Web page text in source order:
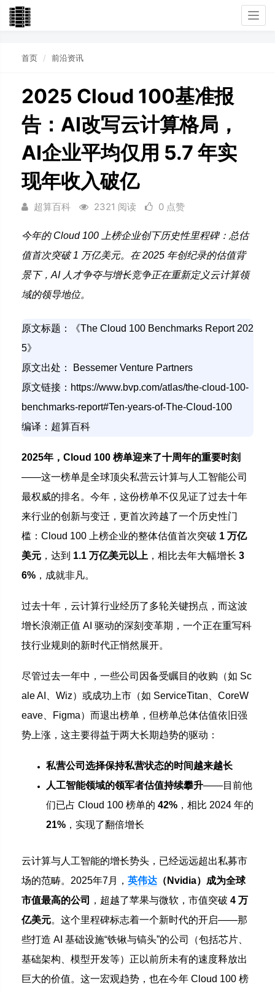
首页 前沿资讯
2025 Cloud 100基准报
告：AI改写云计算格局，
AI企业平均仅用 5.7 年实
现年收入破亿
超算百科 2321 阅读 0 点赞
今年的 Cloud 100 上榜企业创下历史性里程碑：总估
值首次突破 1 万亿美元。在 2025 年创纪录的估值背
景下，AI 人才争夺与增长竞争正在重新定义云计算领
域的领导地位。
原文标题：《The Cloud 100 Benchmarks Report 202
5》
原文出处： Bessemer Venture Partners
原文链接：https://www.bvp.com/atlas/the-cloud-100-
benchmarks-report#Ten-years-of-The-Cloud-100
编译：超算百科
2025年，Cloud 100 榜单迎来了十周年的重要时刻
——这一榜单是全球顶尖私营云计算与人工智能公司
最权威的排名。今年，这份榜单不仅见证了过去十年
来行业的创新与变迁，更首次跨越了一个历史性门
槛：Cloud 100 上榜企业的整体估值首次突破 1 万亿
美元 ，达到 1.1 万亿美元以上 ，相比去年大幅增长 3
6% ，成就非凡。
过去十年，云计算行业经历了多轮关键拐点，而这波
增长浪潮正值 AI 驱动的深刻变革期，一个正在重写科
技行业规则的新时代正悄然展开。
尽管过去一年中，一些公司因备受瞩目的收购（如 Sc
ale AI、Wiz）或成功上市（如 ServiceTitan、CoreW
eave、Figma）而退出榜单，但榜单总体估值依旧强
势上涨，这主要得益于两大长期趋势的驱动：
私营公司选择保持私营状态的时间越来越长
人工智能领域的领军者估值持续攀升——目前他
们已占 Cloud 100 榜单的 42% ，相比 2024 年的
21% ，实现了翻倍增长
云计算与人工智能的增长势头，已经远远超出私募市
场的范畴。2025年7月， 英伟达 （Nvidia）成为全球
市值最高的公司
，超越了苹果与微软，市值突破 4 万
亿美元。这个里程碑标志着一个新时代的开启——那
些打造 AI 基础设施“铁锹与镐头”的公司（包括芯片、
基础架构、模型开发等）正以前所未有的速度释放出
巨大的价值。这一宏观趋势，也在今年 Cloud 100 榜